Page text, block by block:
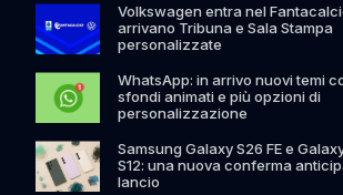
Volkswagen entra nel
arrivano Tribuna e Sala Stampa
personalizzate
WhatsApp: in arrivo nuovi temi
sfondi animati e più opzioni di
personalizzazione
Samsung Galaxy S26 FE e
S12: una nuova conferma
lancio